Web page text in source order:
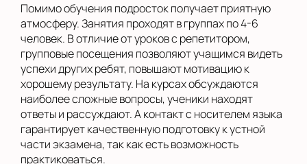
Помимо обучения подросток получает приятную
атмосферу. Занятия проходят в группах по 4-6
человек. В отличие от уроков с репетитором,
групповые посещения позволяют учащимся видеть
успехи других ребят, повышают мотивацию к
хорошему результату. На курсах обсуждаются
наиболее сложные вопросы, ученики находят
ответы и рассуждают. А контакт с носителем языка
гарантирует качественную подготовку к устной
части экзамена, так как есть возможность
практиковаться.